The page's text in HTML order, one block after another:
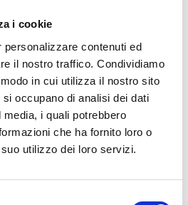
i cookie
contenuti ed
il nostro traffico. Condividiamo
in cui utilizza il nostro sito
occupano di analisi dei dati
i quali potrebbero
che ha fornito loro o
utilizzo dei loro servizi.
dovresti andare nella
questa pagina, e crearne delle
Divertiti!